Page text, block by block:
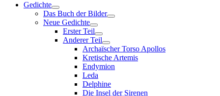
Gedichte
Das Buch der Bilder
Neue Gedichte
Erster Teil
Anderer Teil
Archaïscher Torso Apollos
Kretische Artemis
Endymion
Leda
Delphine
Die Insel der Sirenen